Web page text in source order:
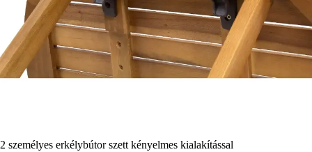
2 személyes erkélybútor szett kényelmes kialakítással